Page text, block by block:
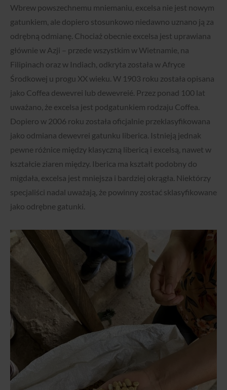
Wbrew powszechnemu mniemaniu, excelsa nie jest nowym
gatunkiem, ale dopiero stosunkowo niedawno uznano ją za
odrębną odmianę. Chociaż obecnie excelsa jest uprawiana
głównie w Azji – przede wszystkim w Wietnamie, na
Filipinach oraz w Indiach, odkryta została w Afryce
Środkowej u progu XX wieku. W 1903 roku została opisana
jako Coffea dewevrei lub dewevreié. Przez ponad 100 lat
uważano, że excelsa jest podgatunkiem rodzaju Coffea.
Dopiero w 2006 roku została oficjalnie przeklasyfikowana
jako odmiana dewevrei gatunku liberica. Istnieją jednak
pewne różnice między klasyczną libericą i excelsą, nawet w
kształcie ziaren między. Iberica ma kształt podobny do
migdała, excelsa jest mniejsza i bardziej okrągła. Niektórzy
specjaliści nadal uważają, że powinny zostać sklasyfikowane
jako odrębne gatunki.